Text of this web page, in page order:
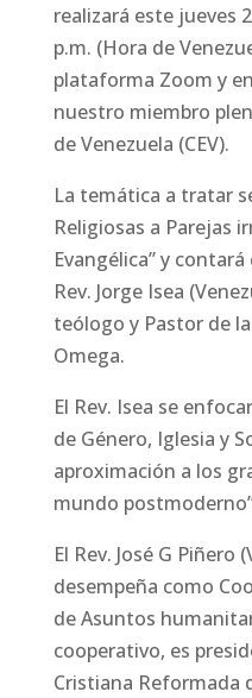
realizará este jueves
p.m. (Hora de
plataforma Zoom y
nuestro miembro
de Venezuela (CEV).
La temática a tratar
Religiosas a Parejas
Evangélica” y
Rev. Jorge Isea
teólogo y Pastor de
Omega.
El Rev. Isea se
de Género, Iglesia y
aproximación a los
mundo
El Rev. José G Piñero
desempeña como
de Asuntos
cooperativo, es
Cristiana Reformada